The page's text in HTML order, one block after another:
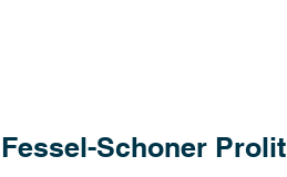
Fessel-Schoner Prolit